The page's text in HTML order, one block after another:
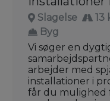
Slagelse
13
Byg
Vi søger en
arbejder med
installationer i
får du mulighed